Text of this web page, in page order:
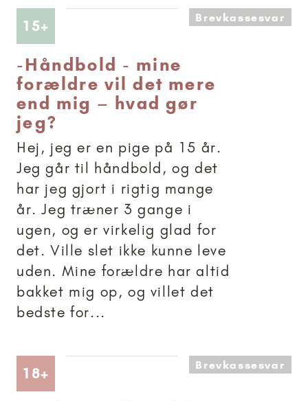
15+ Artikler anbefalet til 15+Brevkassesvar
-Håndbold - mine
forældre vil det mere
end mig – hvad gør
jeg?
Hej, jeg er en pige på 15 år.
Jeg går til håndbold, og det
har jeg gjort i rigtig mange
år. Jeg træner 3 gange i
ugen, og er virkelig glad for
det. Ville slet ikke kunne leve
uden. Mine forældre har altid
bakket mig op, og villet det
bedste for...
18+ Artikler anbefalet til 18+Brevkassesvar